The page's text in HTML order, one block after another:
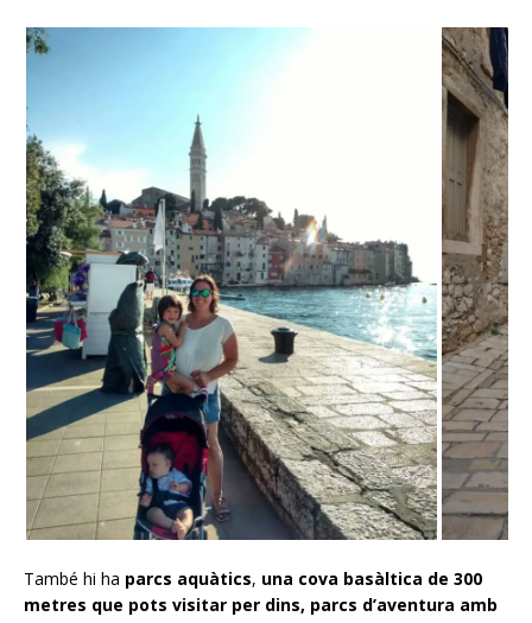
També hi ha parcs aquàtics, una cova basàltica de 300
metres que pots visitar per dins, parcs d’aventura amb